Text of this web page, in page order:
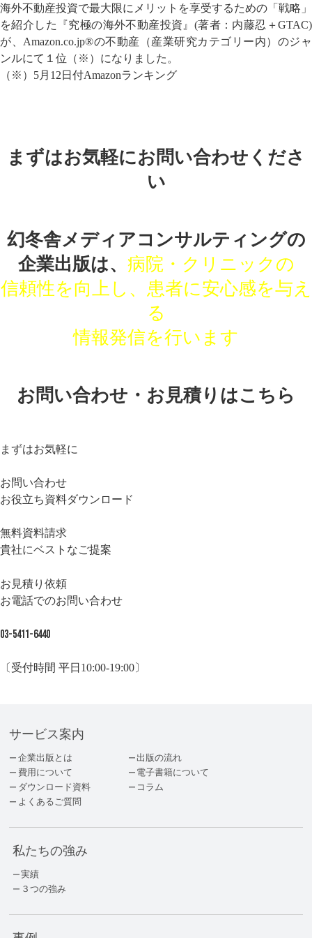
海外不動産投資で最大限にメリットを享受するための「戦略」
を紹介した『究極の海外不動産投資』(著者：内藤忍＋GTAC)
が、Amazon.co.jp®の不動産（産業研究カテゴリー内）のジャ
ンルにて１位（※）になりました。
（※）5月12日付Amazonランキング
まずはお気軽にお問い合わせくださ
い
幻冬舎メディアコンサルティングの
企業出版は、 病院・クリニックの
信頼性を向上し、患者に安心感を与え
る
情報発信を行います
お問い合わせ・お見積りはこちら
まずはお気軽に
お問い合わせ
お役立ち資料ダウンロード
無料資料請求
貴社にベストなご提案
お見積り依頼
お電話でのお問い合わせ
03-5411-6440
〔受付時間 平日10:00-19:00〕
サービス案内
企業出版とは
出版の流れ
費用について
電子書籍について
ダウンロード資料
コラム
よくあるご質問
私たちの強み
実績
３つの強み